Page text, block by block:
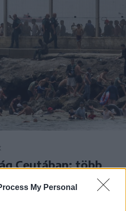
My Personal
Ceutában: több
Marokkó felől